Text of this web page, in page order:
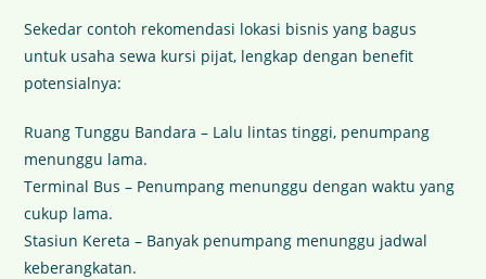
Sekedar contoh rekomendasi lokasi bisnis yang bagus
untuk usaha sewa kursi pijat, lengkap dengan benefit
potensialnya:
Ruang Tunggu Bandara – Lalu lintas tinggi, penumpang
menunggu lama.
Terminal Bus – Penumpang menunggu dengan waktu yang
cukup lama.
Stasiun Kereta – Banyak penumpang menunggu jadwal
keberangkatan.